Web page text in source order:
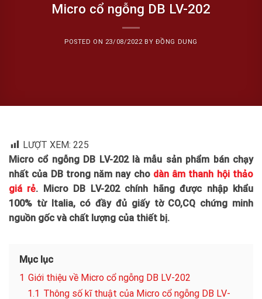
Micro cổ ngỗng DB LV-202
POSTED ON 23/08/2022BY ĐỒNG DUNG
LƯỢT XEM: 225
Micro cổ ngỗng DB LV-202 là mẫu sản phẩm bán chạy
nhất của DB trong năm nay cho dàn âm thanh hội thảo
giá rẻ. Micro DB LV-202 chính hãng được nhập khẩu
100% từ Italia, có đầy đủ giấy tờ CO,CQ chứng minh
nguồn gốc và chất lượng của thiết bị.
Mục lục
1 Giới thiệu về Micro cổ ngỗng DB LV-202
1.1 Thông số kĩ thuật của Micro cổ ngỗng DB LV-